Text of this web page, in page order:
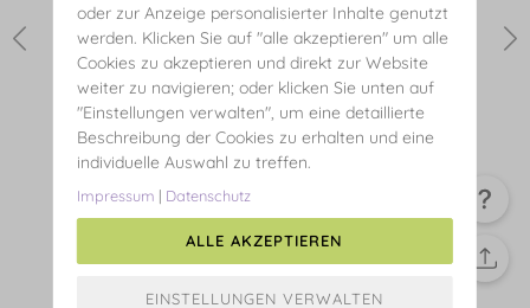
oder zur Anzeige personalisierter Inhalte genutzt
werden. Klicken Sie auf "alle akzeptieren" um alle
Cookies zu akzeptieren und direkt zur Website
weiter zu navigieren; oder klicken Sie unten auf
"Einstellungen verwalten", um eine detaillierte
Beschreibung der Cookies zu erhalten und eine
individuelle Auswahl zu treffen.
Impressum | Datenschutz
ALLE AKZEPTIEREN